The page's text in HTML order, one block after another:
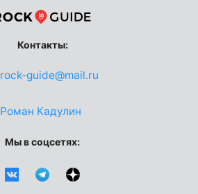
Контакты:
rock-guide@mail.ru
Роман Кадулин
Мы в соцсетях: